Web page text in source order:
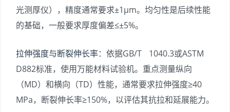
光测厚仪），精度通常要求±1μm。均匀性是后续性能
的基础，一般要求厚度偏差≤±5%。
拉伸强度与断裂伸长率：依据GB/T 1040.3或ASTM
D882标准，使用万能材料试验机。重点测量纵向
（MD）和横向（TD）性能，通常要求拉伸强度≥40
MPa，断裂伸长率≥150%，以评估其抗拉和延展能力。